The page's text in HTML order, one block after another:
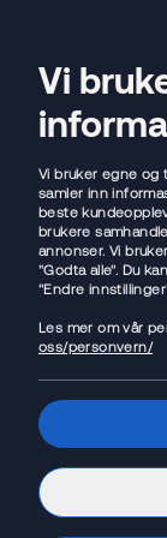
Hjem / Bruke /
Barne-
🎉
Vi
Vi bruker egne og
samler inn
beste
brukere
annonser. Vi
"Godta alle". Du
"Endre
Les mer om vår
oss/personvern/